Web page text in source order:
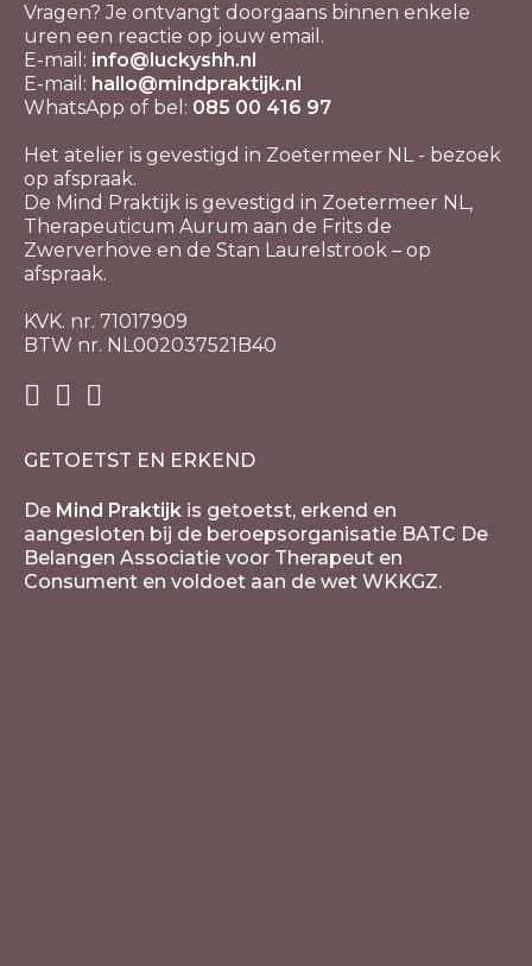
Vragen? Je ontvangt doorgaans binnen enkele
uren een reactie op jouw email.
E-mail: info@luckyshh.nl
E-mail: hallo@mindpraktijk.nl
WhatsApp of bel: 085 00 416 97
Het atelier is gevestigd in Zoetermeer NL - bezoek
op afspraak.
De Mind Praktijk is gevestigd in Zoetermeer NL,
Therapeuticum Aurum aan de Frits de
Zwerverhove en de Stan Laurelstrook – op
afspraak.
KVK. nr. 71017909
BTW nr. NL002037521B40
GETOETST EN ERKEND
De Mind Praktijk is getoetst, erkend en
aangesloten bij de beroepsorganisatie BATC De
Belangen Associatie voor Therapeut en
Consument en voldoet aan de wet WKKGZ.